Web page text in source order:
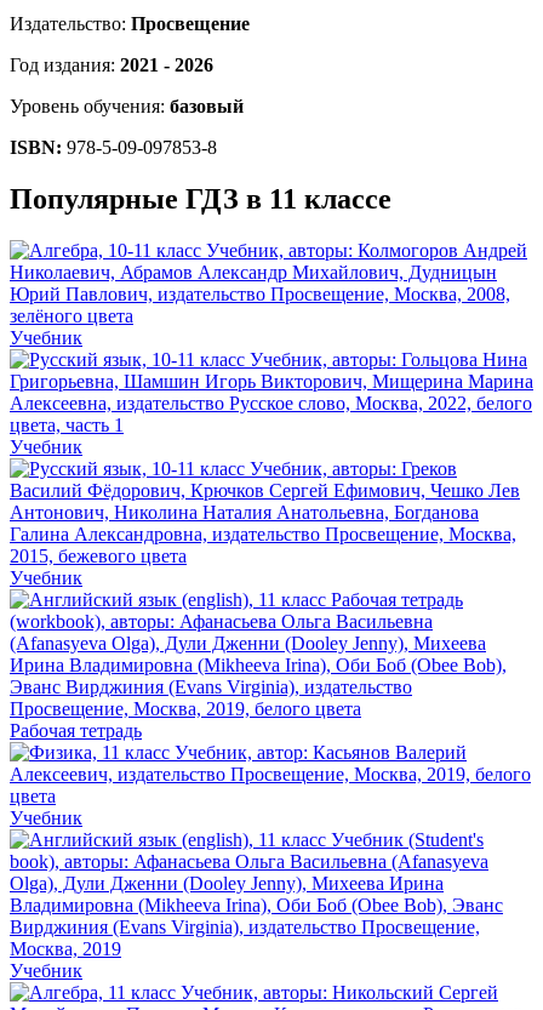
Издательство: Просвещение
Год издания: 2021 - 2026
Уровень обучения: базовый
ISBN: 978-5-09-097853-8
Популярные ГДЗ в 11 классе
Учебник
Учебник
Учебник
Рабочая тетрадь
Учебник
Учебник